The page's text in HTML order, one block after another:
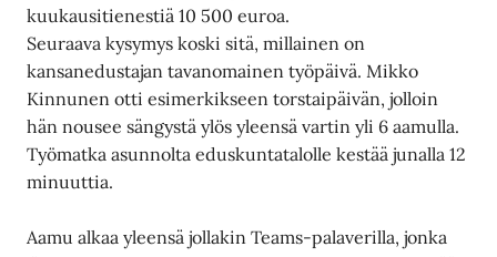
kuukausitienestiä 10 500 euroa.
Seuraava kysymys koski sitä, millainen on
kansanedustajan tavanomainen työpäivä. Mikko
Kinnunen otti esimerkikseen torstaipäivän, jolloin
hän nousee sängystä ylös yleensä vartin yli 6 aamulla.
Työmatka asunnolta eduskuntatalolle kestää junalla 12
minuuttia.
Aamu alkaa yleensä jollakin Teams-palaverilla, jonka